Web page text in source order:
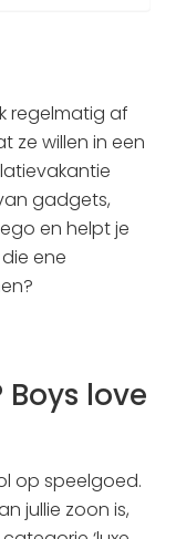
regelmatig af
ze willen in een
gadgets,
en helpt je
ene
love
op speelgoed.
jullie zoon is,